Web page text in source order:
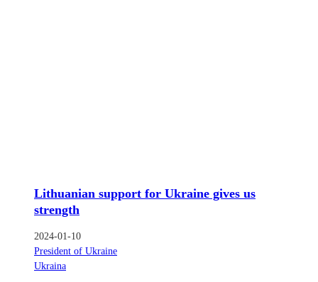
Lithuanian support for Ukraine gives us
strength
2024-01-10
President of Ukraine
Ukraina